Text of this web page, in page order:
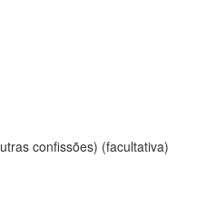
confissões) (facultativa)